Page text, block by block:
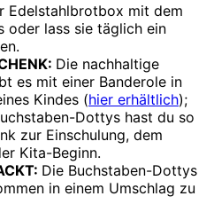
Edelstahlbrotbox mit dem
oder lass sie täglich ein
Die nachhaltige
es mit einer Banderole in
Kindes (hier erhältlich);
Dottys hast du so
zur Einschulung, dem
Kita-Beginn.
Die Buchstaben-Dottys
in einem Umschlag zu